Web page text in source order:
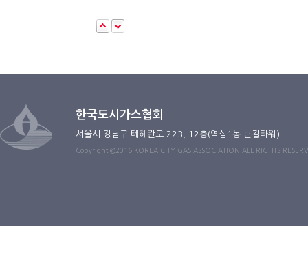
한국도시가스협회
서울시 강남구 테헤란로 223, 12층(역삼1동 큰길타워)
Copyright ©2016 KOREA CITY GAS ASSOCIATION ALL RIGHTS